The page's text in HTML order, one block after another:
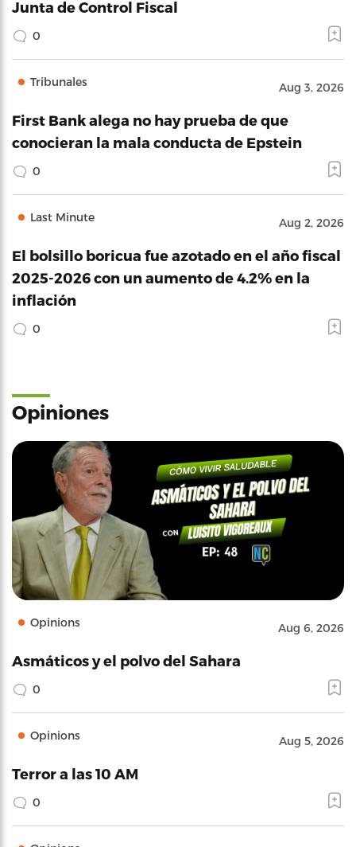
Junta de Control Fiscal
0
Tribunales Aug 3, 2026
First Bank alega no hay prueba de que
conocieran la mala conducta de Epstein
0
Last Minute Aug 2, 2026
El bolsillo boricua fue azotado en el año fiscal
2025-2026 con un aumento de 4.2% en la
inflación
0
Opiniones
Opinions Aug 6, 2026
Asmáticos y el polvo del Sahara
0
Opinions Aug 5, 2026
Terror a las 10 AM
0